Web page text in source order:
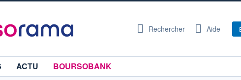
Rechercher Aide
ACTU
BOURSOBANK